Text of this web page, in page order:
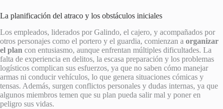
La planificación del atraco y los obstáculos iniciales
Los empleados, liderados por Galindo, el cajero, y acompañados por
otros personajes como el portero y el guardia, comienzan a organizar
el plan con entusiasmo, aunque enfrentan múltiples dificultades. La
falta de experiencia en delitos, la escasa preparación y los problemas
logísticos complican sus esfuerzos, ya que no saben cómo manejar
armas ni conducir vehículos, lo que genera situaciones cómicas y
tensas. Además, surgen conflictos personales y dudas internas, ya que
algunos miembros temen que su plan pueda salir mal y poner en
peligro sus vidas.